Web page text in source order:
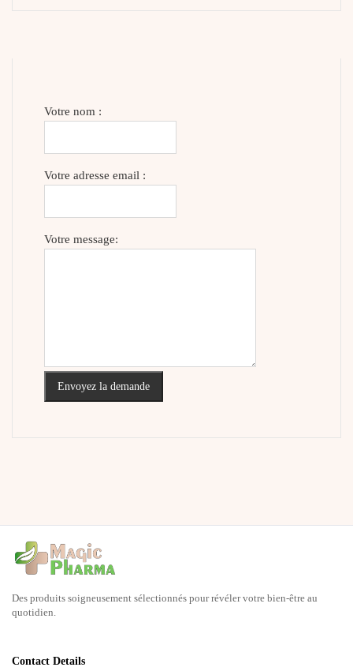
Votre nom :
Votre adresse email :
Votre message:
Envoyez la demande
Des produits soigneusement sélectionnés pour révéler votre bien-être au
quotidien.
Contact Details